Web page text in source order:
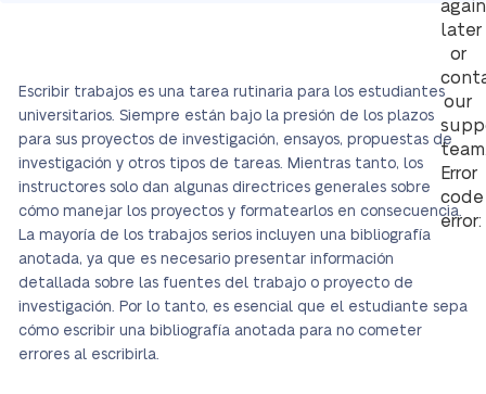
again
later
or
our
Error
code
error:
Escribir trabajos es una tarea rutinaria para los estudiantes
universitarios. Siempre están bajo la presión de los plazos
para sus proyectos de investigación, ensayos, propuestas de
investigación y otros tipos de tareas. Mientras tanto, los
instructores solo dan algunas directrices generales sobre
cómo manejar los proyectos y formatearlos en consecuencia.
La mayoría de los trabajos serios incluyen una bibliografía
anotada, ya que es necesario presentar información
detallada sobre las fuentes del trabajo o proyecto de
investigación. Por lo tanto, es esencial que el estudiante sepa
cómo escribir una bibliografía anotada para no cometer
errores al escribirla.